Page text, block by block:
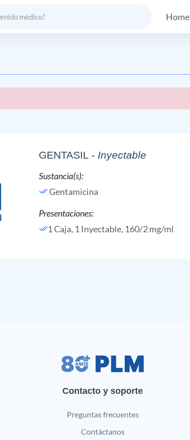
Home
GENTASIL - Inyectable
Sustancia(s):
Gentamicina
Presentaciones:
1 Caja, 1 Inyectable, 160/2 mg/ml
Contacto y soporte
Preguntas frecuentes
Contáctanos